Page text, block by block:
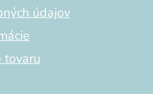
údajov
tovaru